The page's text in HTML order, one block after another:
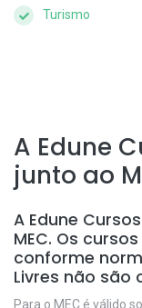
Turismo
A Edune
junto ao
A Edune
MEC. Os
conforme
Livres não são
Para o MEC é válido